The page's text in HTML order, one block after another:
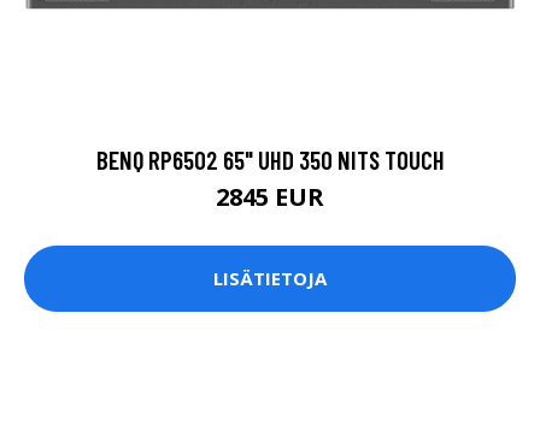
BENQ RP6502 65" UHD 350 NITS TOUCH
2845 EUR
LISÄTIETOJA